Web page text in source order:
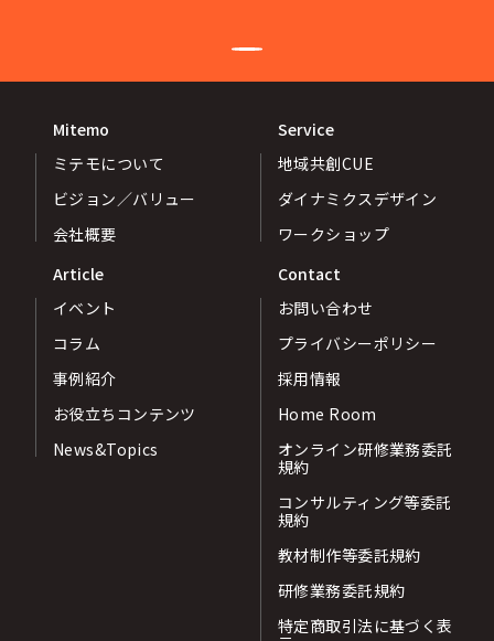
Mitemo
ミテモについて
ビジョン／バリュー
会社概要
Service
地域共創CUE
ダイナミクスデザイン
ワークショップ
Article
イベント
コラム
事例紹介
お役立ちコンテンツ
News&Topics
Contact
お問い合わせ
プライバシーポリシー
採用情報
Home Room
オンライン研修業務委託
規約
コンサルティング等委託
規約
教材制作等委託規約
研修業務委託規約
特定商取引法に基づく表